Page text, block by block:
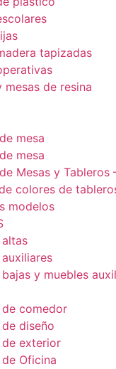
tapizadas
mesas de resina
mesa
mesa
Mesas y Tableros
colores de
modelos
altas
bajas y muebles
de comedor
diseño
de exterior
de Oficina